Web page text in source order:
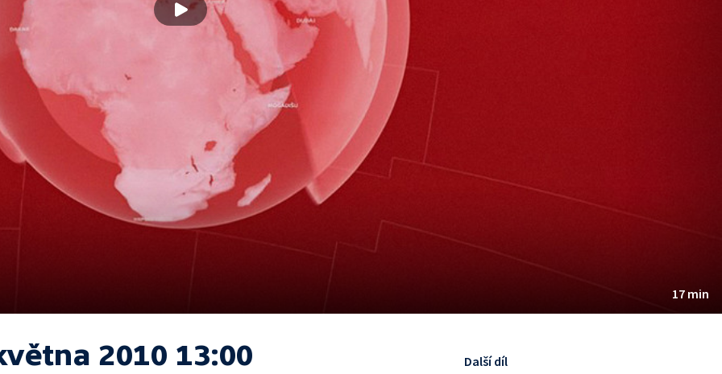
17 min
2010 13:00 Další díl